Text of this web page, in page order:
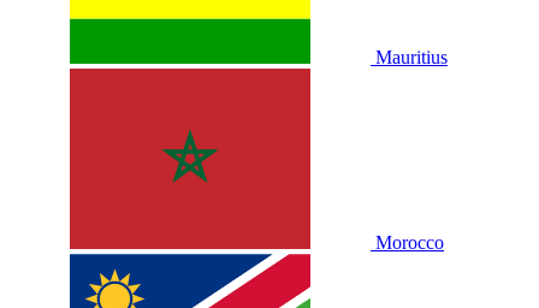
Mauritius
Morocco